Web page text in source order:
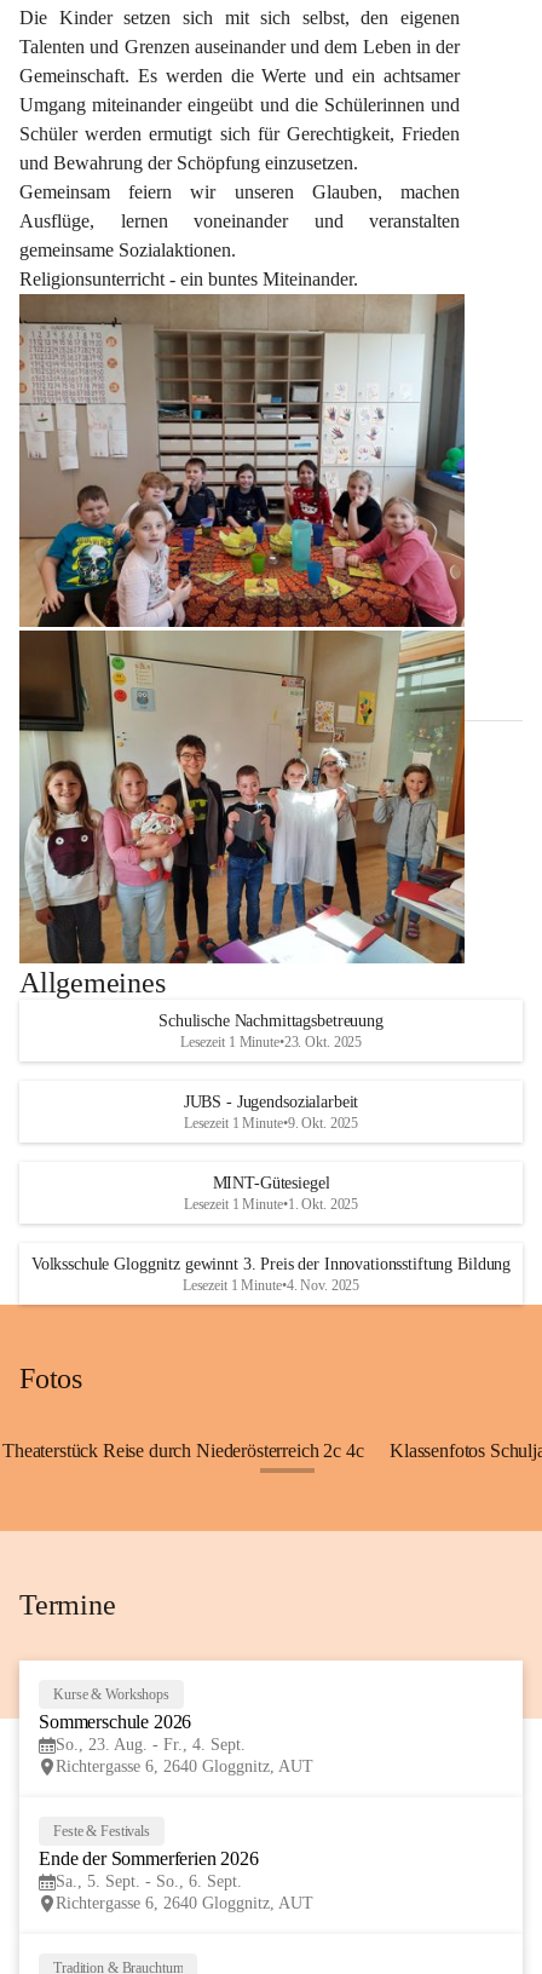
Die Kinder setzen sich mit sich selbst, den eigenen
Talenten und Grenzen auseinander und dem Leben in der
Gemeinschaft. Es werden die Werte und ein achtsamer
Umgang miteinander eingeübt und die Schülerinnen und
Schüler werden ermutigt sich für Gerechtigkeit, Frieden
und Bewahrung der Schöpfung einzusetzen.
Gemeinsam feiern wir unseren Glauben, machen
Ausflüge, lernen voneinander und veranstalten
gemeinsame Sozialaktionen.
Religionsunterricht - ein buntes Miteinander.
Allgemeines
Schulische Nachmittagsbetreuung
Lesezeit 1 Minute•23. Okt. 2025
JUBS - Jugendsozialarbeit
Lesezeit 1 Minute•9. Okt. 2025
MINT-Gütesiegel
Lesezeit 1 Minute•1. Okt. 2025
Volksschule Gloggnitz gewinnt 3. Preis der Innovationsstiftung Bildung
Lesezeit 1 Minute•4. Nov. 2025
Fotos
Theaterstück Reise durch Niederösterreich 2c 4c Klassenfotos
Termine
Kurse & Workshops
Sommerschule 2026
So., 23. Aug. - Fr., 4. Sept.
Richtergasse 6, 2640 Gloggnitz, AUT
Feste & Festivals
Ende der Sommerferien 2026
Sa., 5. Sept. - So., 6. Sept.
Richtergasse 6, 2640 Gloggnitz, AUT
Tradition & Brauchtum